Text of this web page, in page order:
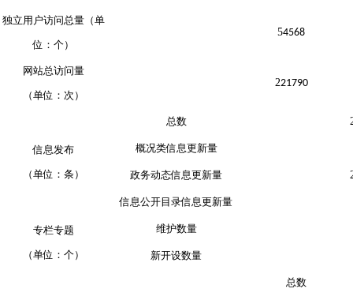
独立用户访问总量（单
位：个）
54568
网站总访问量
（单位：次）
221790
信息发布
（单位：条）
总数
概况类信息更新量
政务动态信息更新量
信息公开目录信息更新量
专栏专题
（单位：个）
维护数量
新开设数量
总数